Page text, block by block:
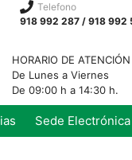
Telefono
918 992 287 / 918 992
HORARIO DE
De Lunes a Viernes
De 09:00 h a 14:30 h.
Sede Electrónica